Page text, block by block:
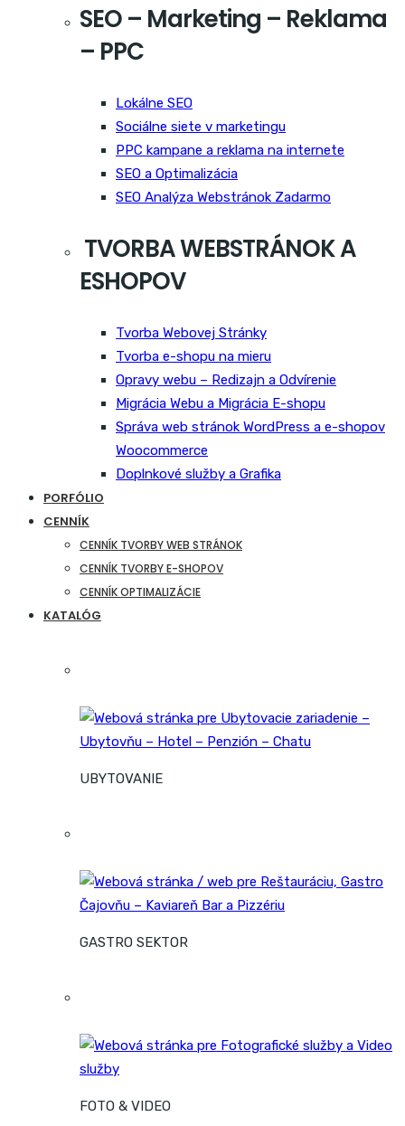
SEO – Marketing – Reklama
– PPC
Lokálne SEO
Sociálne siete v marketingu
PPC kampane a reklama na internete
SEO a Optimalizácia
SEO Analýza Webstránok Zadarmo
TVORBA WEBSTRÁNOK A
ESHOPOV
Tvorba Webovej Stránky
Tvorba e-shopu na mieru
Opravy webu – Redizajn a Odvírenie
Migrácia Webu a Migrácia E-shopu
Správa web stránok WordPress a e-shopov
Woocommerce
Doplnkové služby a Grafika
PORFÓLIO
CENNÍK
CENNÍK TVORBY WEB STRÁNOK
CENNÍK TVORBY E-SHOPOV
CENNÍK OPTIMALIZÁCIE
KATALÓG
UBYTOVANIE
GASTRO SEKTOR
FOTO & VIDEO